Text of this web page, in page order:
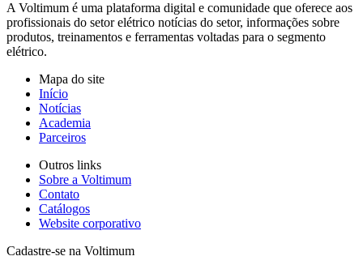
A Voltimum é uma plataforma digital e comunidade que oferece aos
profissionais do setor elétrico notícias do setor, informações sobre
produtos, treinamentos e ferramentas voltadas para o segmento
elétrico.
Mapa do site
Início
Notícias
Academia
Parceiros
Outros links
Sobre a Voltimum
Contato
Catálogos
Website corporativo
Cadastre-se na Voltimum